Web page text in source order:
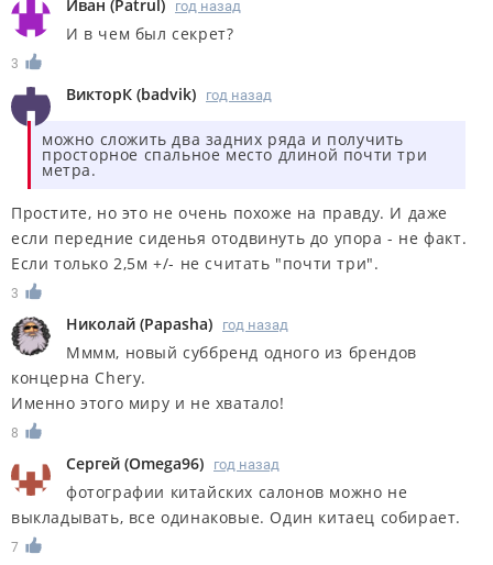
Иван (Patrul) год назад
И в чем был секрет?
3
ВикторК (badvik) год назад
можно сложить два задних ряда и получить
просторное спальное место длиной почти три
метра.
Простите, но это не очень похоже на правду. И даже
если передние сиденья отодвинуть до упора - не факт.
Если только 2,5м +/- не считать "почти три".
3
Николай (Papasha) год назад
Мммм, новый суббренд одного из брендов
концерна Chery.
Именно этого миру и не хватало!
8
Сергей (Omega96) год назад
фотографии китайских салонов можно не
выкладывать, все одинаковые. Один китаец собирает.
7